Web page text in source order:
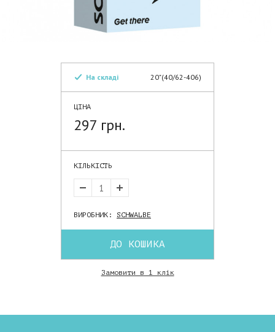
На складі 20"(40/62-406)
ЦІНА
297 грн.
КІЛЬКІСТЬ
ВИРОБНИК: SCHWALBE
ДО КОШИКА
Замовити в 1 клік